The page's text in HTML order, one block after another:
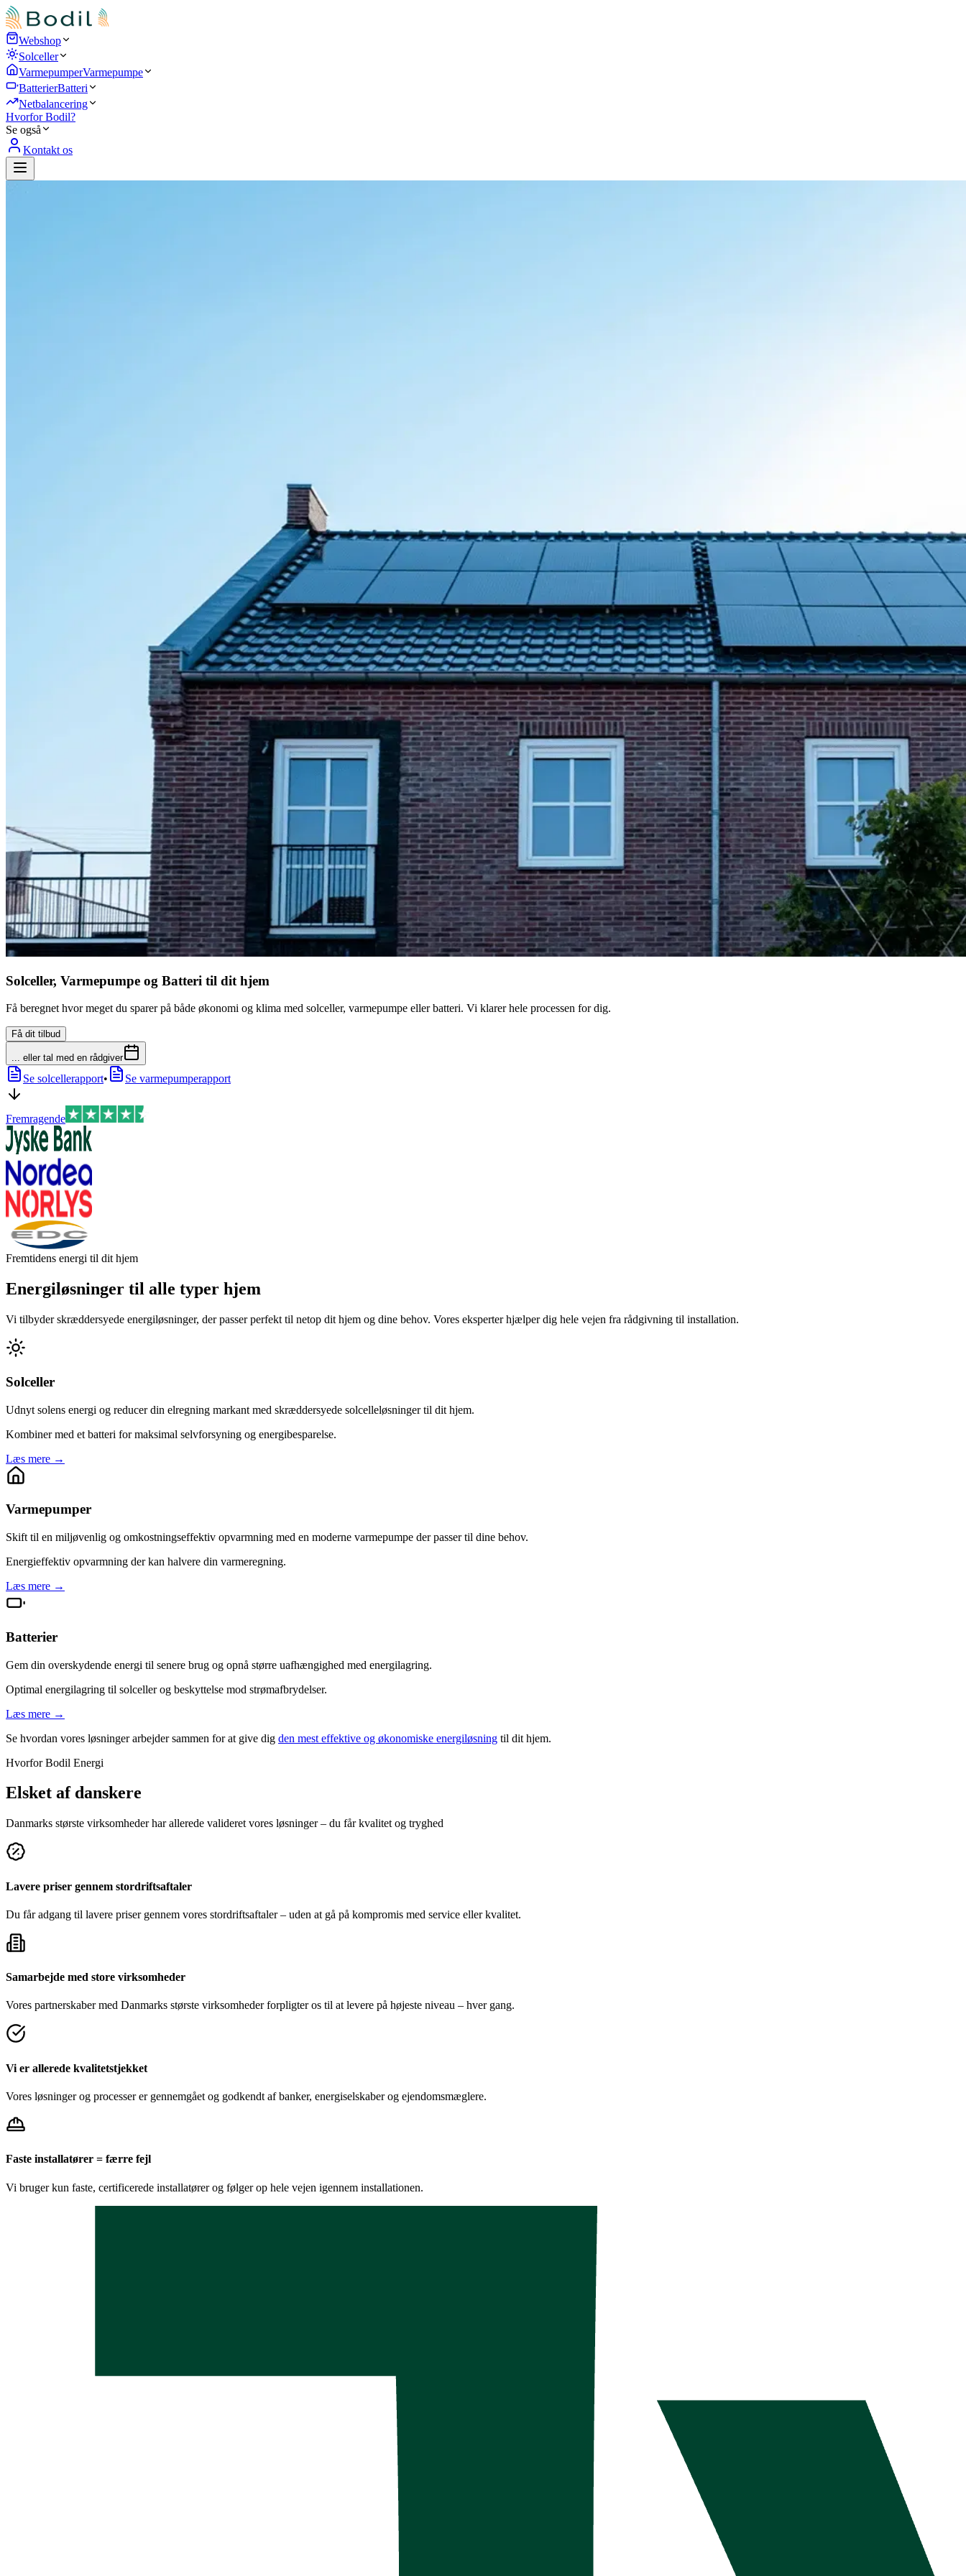
Webshop
Solceller
VarmepumperVarmepumpe
BatterierBatteri
Netbalancering
Hvorfor Bodil?
Se også
Kontakt os
Solceller, Varmepumpe og Batteri til dit hjem
Få beregnet hvor meget du sparer på både økonomi og klima med solceller, varmepumpe eller batteri. Vi klarer hele processen for dig.
Få dit tilbud
... eller tal med en rådgiver
Se solcellerapport• Se varmepumperapport
Fremragende
Fremtidens energi til dit hjem
Energiløsninger til alle typer hjem
Vi tilbyder skræddersyede energiløsninger, der passer perfekt til netop dit hjem og dine behov. Vores eksperter hjælper dig hele vejen fra rådgivning til installation.
Solceller
Udnyt solens energi og reducer din elregning markant med skræddersyede solcelleløsninger til dit hjem.
Kombiner med et batteri for maksimal selvforsyning og energibesparelse.
Læs mere →
Varmepumper
Skift til en miljøvenlig og omkostningseffektiv opvarmning med en moderne varmepumpe der passer til dine behov.
Energieffektiv opvarmning der kan halvere din varmeregning.
Læs mere →
Batterier
Gem din overskydende energi til senere brug og opnå større uafhængighed med energilagring.
Optimal energilagring til solceller og beskyttelse mod strømafbrydelser.
Læs mere →
Se hvordan vores løsninger arbejder sammen for at give dig den mest effektive og økonomiske energiløsning til dit hjem.
Hvorfor Bodil Energi
Elsket af danskere
Danmarks største virksomheder har allerede valideret vores løsninger – du får kvalitet og tryghed
Lavere priser gennem stordriftsaftaler
Du får adgang til lavere priser gennem vores stordriftsaftaler – uden at gå på kompromis med service eller kvalitet.
Samarbejde med store virksomheder
Vores partnerskaber med Danmarks største virksomheder forpligter os til at levere på højeste niveau – hver gang.
Vi er allerede kvalitetstjekket
Vores løsninger og processer er gennemgået og godkendt af banker, energiselskaber og ejendomsmæglere.
Faste installatører = færre fejl
Vi bruger kun faste, certificerede installatører og følger op hele vejen igennem installationen.